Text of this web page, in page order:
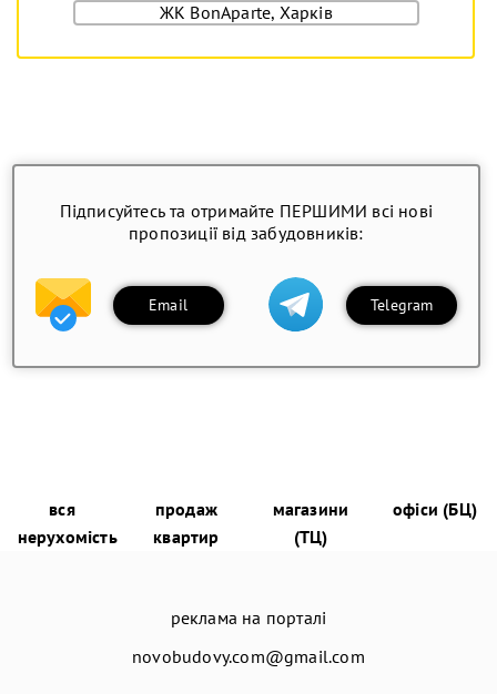
ЖК BonAparte, Харків
Підписуйтесь та отримайте ПЕРШИМИ всі нові
пропозиції від забудовників:
Email Telegram
вся
нерухомість
продаж
квартир
магазини
(ТЦ)
офіси (БЦ)
реклама на порталі
novobudovy.com@gmail.com